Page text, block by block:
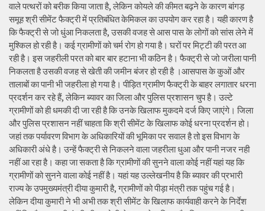
वाले पत्थरों को बरीक किया जाता है, लेकिन कोयले की कीमत बढ़ने के कारण बांगड़
समूह श्री सीमेंट फैक्ट्री में प्रतिबंधित केमिकल का उपयोग कर रहा है। यही कारण है
कि फैक्ट्री से जो धुंआ निकलता है, उसकी वजह से आस पास के लोगों को सांस लेने में
मुश्किल हो रही है। कई ग्रामीणों को चर्म रोग हो गया है। घरों पर मिट्टी की परत आ
रही है। इस जहरीली परत को बार बार हटाना भी कठिन है। फैक्ट्री से जो जरीला पानी
निकलता है उसकी वजह से खेती की जमीन बंजर हो रही है ।आसपास के कुओं और
तालाबों का पानी भी जहरीला हो गया है। पीड़ित ग्रामीण फैक्ट्री के बाहर लगातार धरना
प्रदर्शन कर रहे हैं, लेकिन ब्यावर का जिला और पुलिस प्रशासन चुप है। उल्टे
ग्रामीणों को ही धमकी दी जा रही है कि उनके खिलाफ मुकदमे दर्ज किए जाएंगे। जिला
और पुलिस प्रशासन नहीं चाहता कि श्री सीमेंट के खिलाफ कोई धरना प्रदर्शन हो।
जहां तक पर्यावरण विभाग के अधिकारियों की भूमिका पर सवाल है तो इस विभाग के
अधिकारी अंधे है। उन्हें फैक्ट्री से निकलने वाला जहरीला धुआ और पानी नजर नही
नहीं आ रहा है। कहा जा सकता है कि ग्रामीणों की सुनने वाला कोई नहीं यहां यह कि
ग्रामीणों को सुनने वाला कोई नहीं है। यहां यह उल्लेखनीय है कि ब्यावर की प्रभारी
राज्य के उपमुख्यमंत्री दीया कुमारी है, ग्रामीणों को पीड़ा मंत्री तक पहुंच गई है।
लेकिन दीया कुमारी ने भी अभी तक श्री सीमेंट के खिलाफ कार्यवाही करने के निर्देश